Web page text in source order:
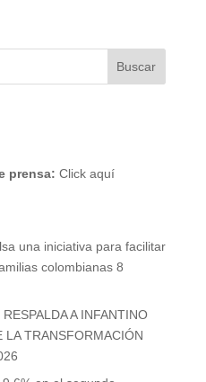
prensa: Click aquí
una iniciativa para facilitar
colombianas 8
A INFANTINO
LA TRANSFORMACIÓN